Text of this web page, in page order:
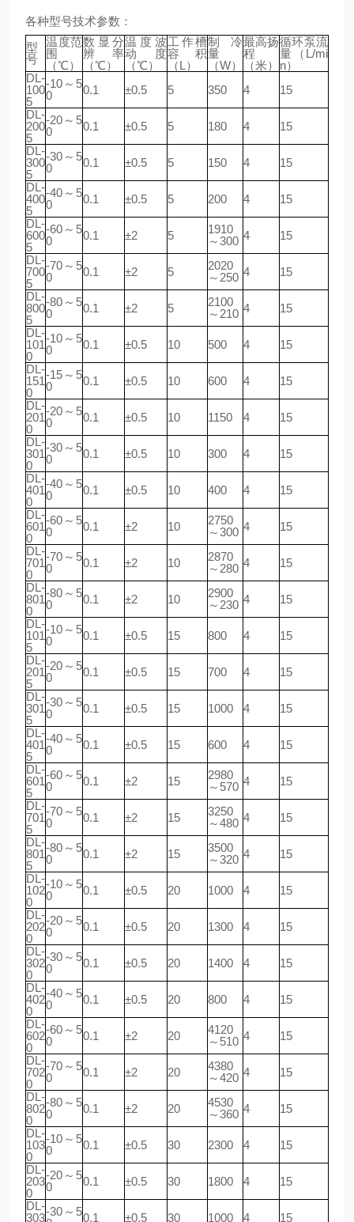
各种型号技术参数：
型
号
温度范
围
（℃）
数显分
辨率
（℃）
温度波
动度
（℃）
工作槽
容积
（L）
制冷
量
（W）
最高扬
程
（米）
循环泵流
量（L/mi
n）
DL-
100
5
-10～5
0
0.1 ±0.5 5 350 4
15
DL-
200
5
-20～5
0
0.1 ±0.5 5 180 4
15
DL-
300
5
-30～5
0
0.1 ±0.5 5 150 4
15
DL-
400
5
-40～5
0
0.1 ±0.5 5 200 4
15
DL-
600
5
-60～5
0
0.1 ±2 5
1910
～300 4
15
DL-
700
5
-70～5
0
0.1 ±2 5
2020
～250 4
15
DL-
800
5
-80～5
0
0.1 ±2 5
2100
～210 4
15
DL-
101
0
-10～5
0
0.1 ±0.5 10 500 4
15
DL-
151
0
-15～5
0
0.1 ±0.5 10 600 4
15
DL-
201
0
-20～5
0
0.1 ±0.5 10 1150 4
15
DL-
301
0
-30～5
0
0.1 ±0.5 10 300 4
15
DL-
401
0
-40～5
0
0.1 ±0.5 10 400 4
15
DL-
601
0
-60～5
0
0.1 ±2 10
2750
～300 4
15
DL-
701
0
-70～5
0
0.1 ±2 10
2870
～280 4
15
DL-
801
0
-80～5
0
0.1 ±2 10
2900
～230 4
15
DL-
101
5
-10～5
0
0.1 ±0.5 15 800 4
15
DL-
201
5
-20～5
0
0.1 ±0.5 15 700 4
15
DL-
301
5
-30～5
0
0.1 ±0.5 15 1000 4
15
DL-
401
5
-40～5
0
0.1 ±0.5 15 600 4
15
DL-
601
5
-60～5
0
0.1 ±2 15
2980
～570 4
15
DL-
701
5
-70～5
0
0.1 ±2 15
3250
～480 4
15
DL-
801
5
-80～5
0
0.1 ±2 15
3500
～320 4
15
DL-
102
0
-10～5
0
0.1 ±0.5 20 1000 4
15
DL-
202
0
-20～5
0
0.1 ±0.5 20 1300 4
15
DL-
302
0
-30～5
0
0.1 ±0.5 20 1400 4
15
DL-
402
0
-40～5
0
0.1 ±0.5 20 800 4
15
DL-
602
0
-60～5
0
0.1 ±2 20
4120
～510 4
15
DL-
702
0
-70～5
0
0.1 ±2 20
4380
～420 4
15
DL-
802
0
-80～5
0
0.1 ±2 20
4530
～360 4
15
DL-
103
0
-10～5
0
0.1 ±0.5 30 2300 4
15
DL-
203
0
-20～5
0
0.1 ±0.5 30 1800 4
15
DL-
303-30～50.1 ±0.5 30 1000 4
15